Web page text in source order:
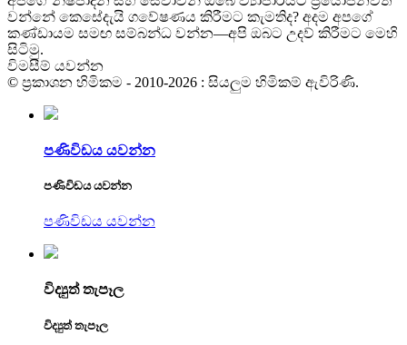
වන්නේ කෙසේදැයි ගවේෂණය කිරීමට කැමතිද? අදම අපගේ
කණ්ඩායම සමඟ සම්බන්ධ වන්න—අපි ඔබට උදව් කිරීමට මෙහි
සිටිමු.
විමසීම් යවන්න
© ප්‍රකාශන හිමිකම - 2010-2026 : සියලුම හිමිකම් ඇවිරිණි.
පණිවිඩය යවන්න
පණිවිඩය යවන්න
පණිවිඩය යවන්න
විද්‍යුත් තැපෑල
විද්‍යුත් තැපෑල